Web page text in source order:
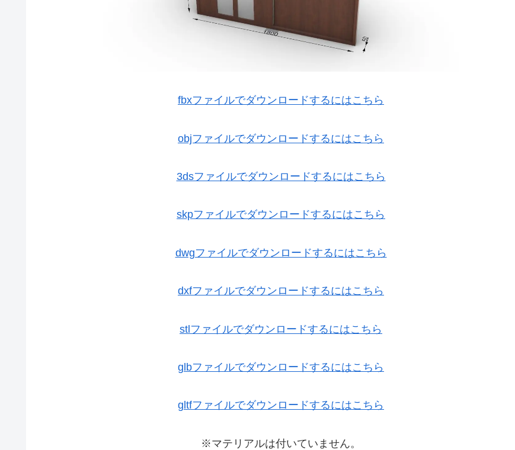
fbxファイルでダウンロードするにはこちら
objファイルでダウンロードするにはこちら
3dsファイルでダウンロードするにはこちら
skpファイルでダウンロードするにはこちら
dwgファイルでダウンロードするにはこちら
dxfファイルでダウンロードするにはこちら
stlファイルでダウンロードするにはこちら
glbファイルでダウンロードするにはこちら
gltfファイルでダウンロードするにはこちら
※マテリアルは付いていません。